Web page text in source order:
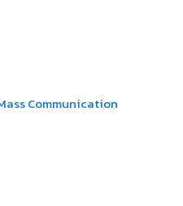
Communication